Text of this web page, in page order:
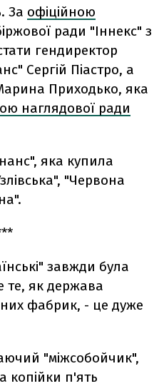
За офіційною
ради "Іннекс" з
гендиректор
Сергій Піастро, а
Приходько, яка
наглядової ради
яка купила
"Червона
завжди була
те, як держава
фабрик, - це дуже
"міжсобойчик",
копійки п'ять